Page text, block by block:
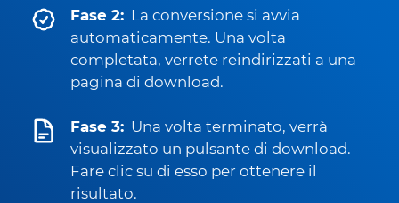
Fase 2: La conversione si avvia
automaticamente. Una volta
completata, verrete reindirizzati a una
pagina di download.
Fase 3: Una volta terminato, verrà
visualizzato un pulsante di download.
Fare clic su di esso per ottenere il
risultato.